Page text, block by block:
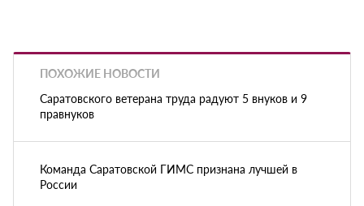
ПОХОЖИЕ НОВОСТИ
Саратовского ветерана труда радуют 5 внуков и 9
правнуков
Команда Саратовской ГИМС признана лучшей в
России